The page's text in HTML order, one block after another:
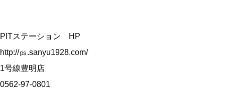
PITステーション HP
http://㎰.sanyu1928.com/
1号線豊明店
0562-97-0801